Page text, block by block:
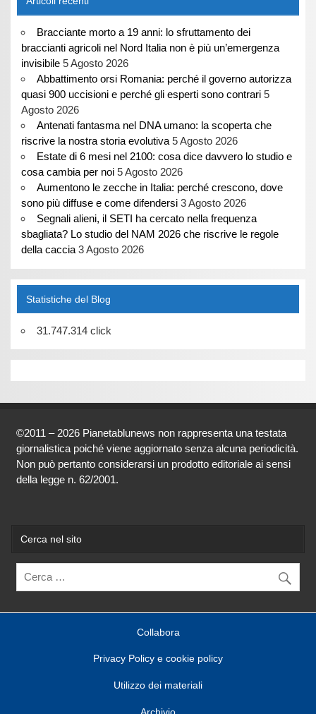
Bracciante morto a 19 anni: lo sfruttamento dei
braccianti agricoli nel Nord Italia non è più un’emergenza
invisibile 5 Agosto 2026
Abbattimento orsi Romania: perché il governo autorizza
quasi 900 uccisioni e perché gli esperti sono contrari 5
Agosto 2026
Antenati fantasma nel DNA umano: la scoperta che
riscrive la nostra storia evolutiva 5 Agosto 2026
Estate di 6 mesi nel 2100: cosa dice davvero lo studio e
cosa cambia per noi 5 Agosto 2026
Aumentono le zecche in Italia: perché crescono, dove
sono più diffuse e come difendersi 3 Agosto 2026
Segnali alieni, il SETI ha cercato nella frequenza
sbagliata? Lo studio del NAM 2026 che riscrive le regole
della caccia 3 Agosto 2026
Statistiche del Blog
31.747.314 click
©2011 – 2026 Pianetablunews non rappresenta una testata
giornalistica poiché viene aggiornato senza alcuna periodicità.
Non può pertanto considerarsi un prodotto editoriale ai sensi
della legge n. 62/2001.
Cerca nel sito
Collabora
Privacy Policy e cookie policy
Utilizzo dei materiali